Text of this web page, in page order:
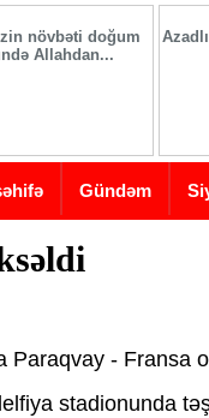
növbəti doğum
Allahdan...
Gündəm
Paraqvay - Fransa
stadionunda